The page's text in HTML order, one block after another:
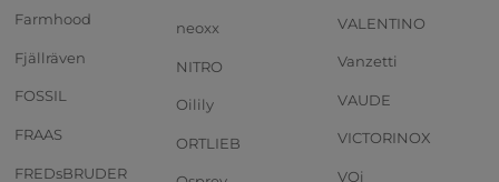
Farmhood
Fjällräven
FOSSIL
FRAAS
FREDsBRUDER
neoxx
NITRO
Oilily
ORTLIEB
VALENTINO
Vanzetti
VAUDE
VICTORINOX
VOi